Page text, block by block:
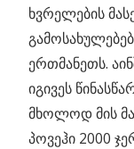
ხვრელების
ერთმანეთს.
იგივეს
მხოლოდ მის
პოვეჰი 2000